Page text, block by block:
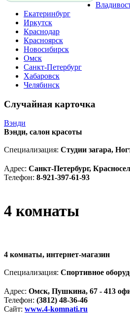
Екатеринбург
Иркутск
Краснодар
Красноярск
Новосибирск
Омск
Санкт-Петербург
Хабаровск
Челябинск
Случайная карточка
Вэнди
Вэнди, салон красоты
Специализация: Студии загара,
Адрес: Санкт-Петербург,
Телефон: 8-921-397-61-93
4 комнаты
4 комнаты, интернет-магазин
Специализация: Спортивное
Адрес: Омск, Пушкина, 67 - 413
Телефон: (3812) 48-36-46
Сайт: www.4-komnati.ru